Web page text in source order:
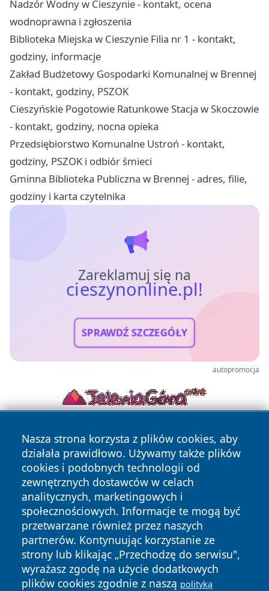
Nadzór Wodny w Cieszynie - kontakt, ocena
wodnoprawna i zgłoszenia
Biblioteka Miejska w Cieszynie Filia nr 1 - kontakt,
godziny, informacje
Zakład Budżetowy Gospodarki Komunalnej w Brennej
- kontakt, godziny, PSZOK
Cieszyńskie Pogotowie Ratunkowe Stacja w Skoczowie
- kontakt, godziny, nocna opieka
Przedsiębiorstwo Komunalne Ustroń - kontakt,
godziny, PSZOK i odbiór śmieci
Gminna Biblioteka Publiczna w Brennej - adres, filie,
godziny i karta czytelnika
Zareklamuj się na
cieszynonline.pl!
SPRAWDŹ SZCZEGÓŁY
autopromocja
Nasza strona korzysta z plików cookies, aby
działała prawidłowo. Używamy także plików
cookies i podobnych technologii od
zewnętrznych dostawców w celach
analitycznych, marketingowych i
społecznościowych. Informacje te mogą być
przetwarzane również przez naszych
partnerów. Kontynuując korzystanie ze
strony lub klikając „Przechodzę do serwisu",
wyrażasz zgodę na użycie dodatkowych
plików cookies zgodnie z naszą polityką
Copyright © 2026 cieszynonline.pl Wszystkie prawa
zastrzeżone.
News Autorzy
Polityka
Prywatności
Polityka
Cookies